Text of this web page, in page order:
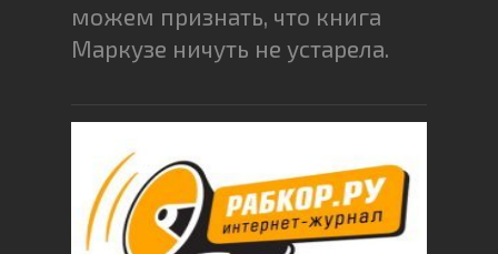
можем признать, что книга
Маркузе ничуть не устарела.